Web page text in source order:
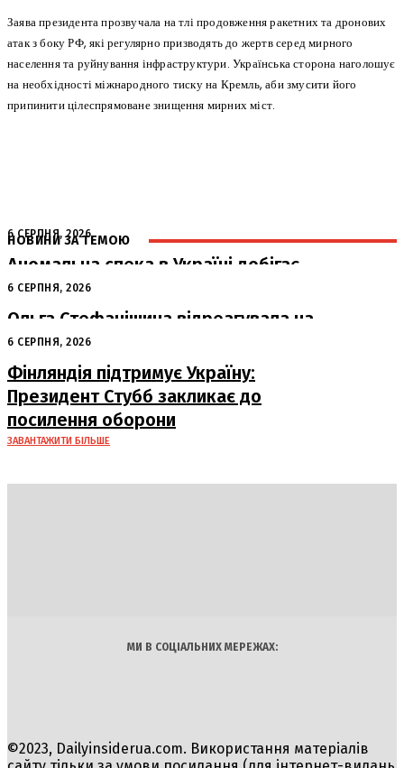
Заява президента прозвучала на тлі продовження ракетних та дронових
атак з боку РФ, які регулярно призводять до жертв серед мирного
населення та руйнування інфраструктури. Українська сторона наголошує
на необхідності міжнародного тиску на Кремль, аби змусити його
припинити цілеспрямоване знищення мирних міст.
НОВИНИ ЗА ТЕМОЮ
6 СЕРПНЯ, 2026
Аномальна спека в Україні добігає
кінця: очікується похолодання
6 СЕРПНЯ, 2026
Ольга Стефанішина відреагувала на
підозри від НАБУ та САП
6 СЕРПНЯ, 2026
Фінляндія підтримує Україну:
Президент Стубб закликає до
посилення оборони
ЗАВАНТАЖИТИ БІЛЬШЕ
МИ В СОЦІАЛЬНИХ МЕРЕЖАХ:
©2023, Dailyinsiderua.com. Використання матеріалів